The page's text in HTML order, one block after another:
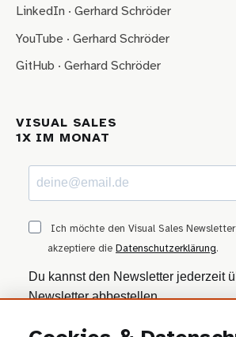
LinkedIn · Gerhard Schröder
YouTube · Gerhard Schröder
GitHub · Gerhard Schröder
VISUAL SALES
1X IM MONAT
Ich möchte den Visual Sales
akzeptiere die Datenschutzerklärung.
Du kannst den Newsletter jederzeit
Newsletter abbestellen.